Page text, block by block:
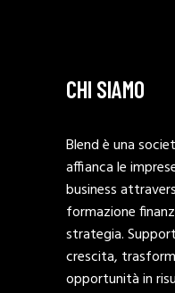
CHI SIAMO
Blend è una
affianca le
business
formazione
strategia.
crescita,
opportunità in